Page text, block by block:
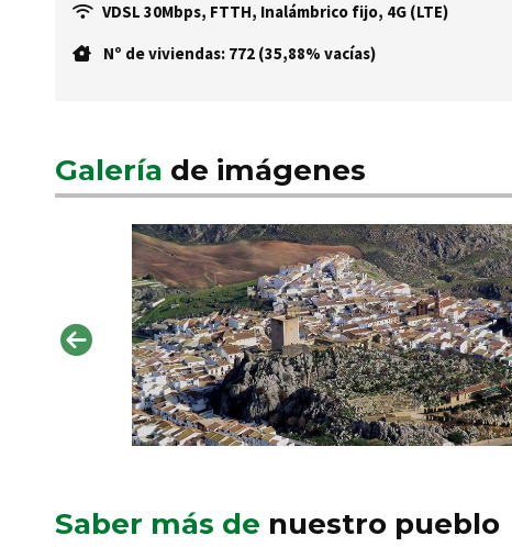
VDSL 30Mbps, FTTH, Inalámbrico fijo, 4G (LTE)
Nº de viviendas: 772 (35,88% vacías)
Galería de imágenes
Saber más de nuestro pueblo